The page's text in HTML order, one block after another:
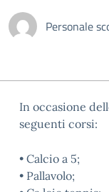
Personale
In occasione
seguenti corsi:
• Calcio a 5;
• Pallavolo;